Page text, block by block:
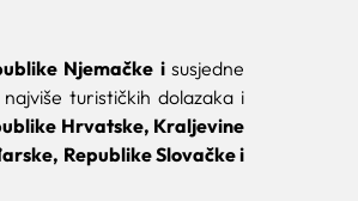
Njemačke isusjedne
turističkih dolazaka i
Hrvatske, Kraljevine
Republike Slovačke i